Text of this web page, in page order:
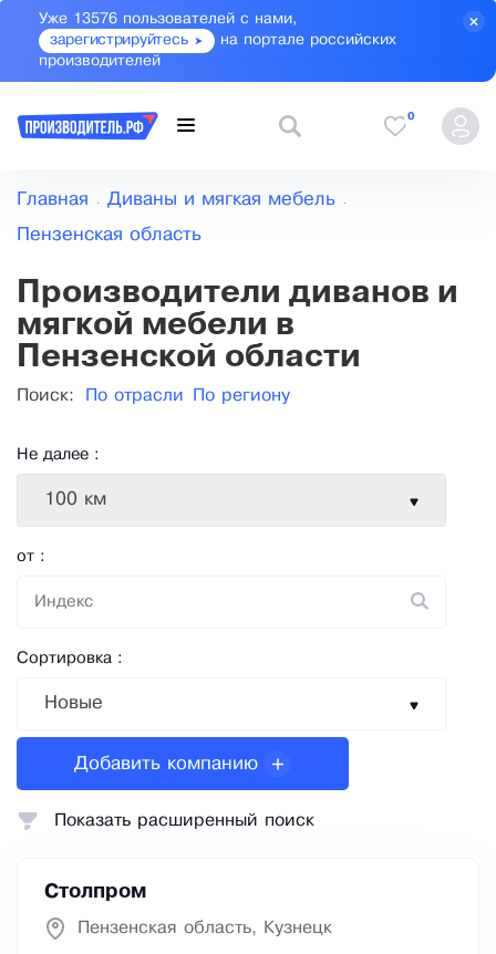
Уже 13576 пользователей с нами,
зарегистрируйтесь
на портале российских
производителей
0
Главная Диваны и мягкая мебель
Пензенская область
Производители диванов и
мягкой мебели в
Пензенской области
Поиск: По отрасли По региону
Не далее :
100 км
от :
Сортировка :
Новые
Добавить компанию
Столпром
Пензенская область, Кузнецк
Показать расширенный поиск